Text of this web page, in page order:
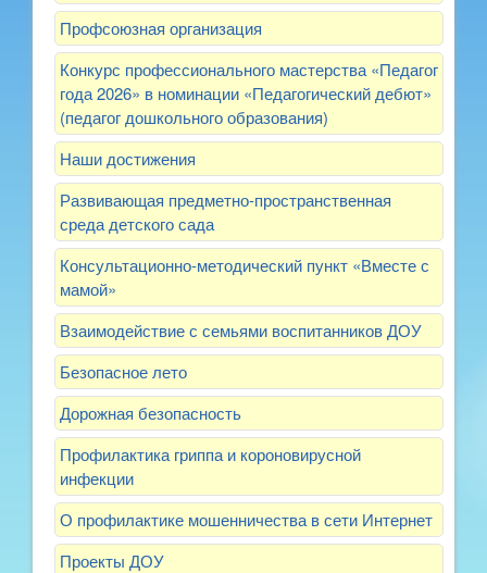
Профсоюзная организация
Конкурс профессионального мастерства «Педагог
года 2026» в номинации «Педагогический дебют»
(педагог дошкольного образования)
Наши достижения
Развивающая предметно-пространственная
среда детского сада
Консультационно-методический пункт «Вместе с
мамой»
Взаимодействие с семьями воспитанников ДОУ
Безопасное лето
Дорожная безопасность
Профилактика гриппа и короновирусной
инфекции
О профилактике мошенничества в сети Интернет
Проекты ДОУ